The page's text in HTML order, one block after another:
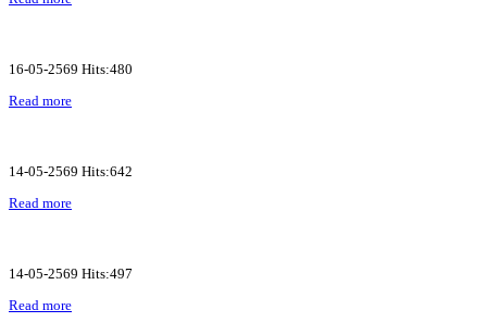
16-05-2569 Hits:480
Read more
14-05-2569 Hits:642
Read more
14-05-2569 Hits:497
Read more